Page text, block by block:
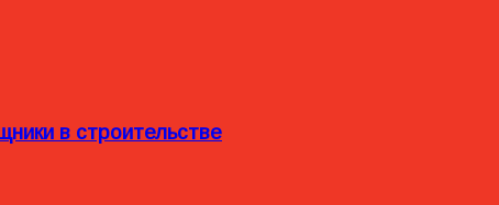
в строительстве